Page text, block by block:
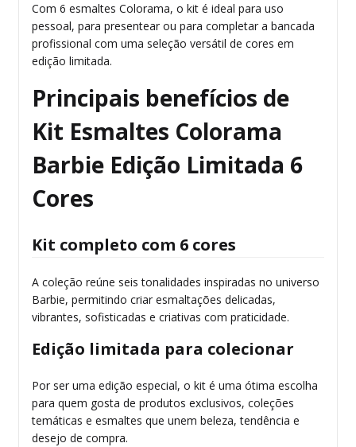
Com 6 esmaltes Colorama, o kit é ideal para uso
pessoal, para presentear ou para completar a bancada
profissional com uma seleção versátil de cores em
edição limitada.
Principais benefícios de
Kit Esmaltes Colorama
Barbie Edição Limitada 6
Cores
Kit completo com 6 cores
A coleção reúne seis tonalidades inspiradas no universo
Barbie, permitindo criar esmaltações delicadas,
vibrantes, sofisticadas e criativas com praticidade.
Edição limitada para colecionar
Por ser uma edição especial, o kit é uma ótima escolha
para quem gosta de produtos exclusivos, coleções
temáticas e esmaltes que unem beleza, tendência e
desejo de compra.